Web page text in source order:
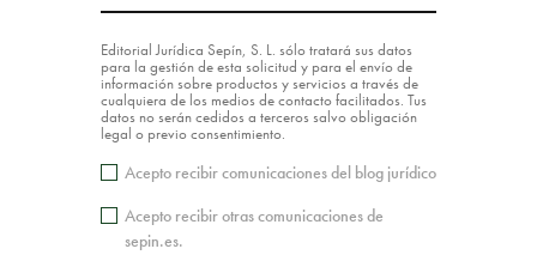
Editorial Jurídica Sepín, S. L. sólo tratará sus datos
para la gestión de esta solicitud y para el envío de
información sobre productos y servicios a través de
cualquiera de los medios de contacto facilitados. Tus
datos no serán cedidos a terceros salvo obligación
legal o previo consentimiento.
Acepto recibir comunicaciones del blog jurídico
Acepto recibir otras comunicaciones de
sepin.es.